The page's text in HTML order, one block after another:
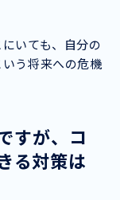
いても、自分の
う将来への危機
すが、コ
る対策は